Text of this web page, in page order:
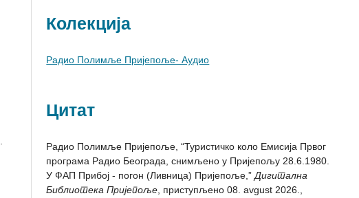
Колекција
Радио Полимље Пријепоље- Аудио
Цитат
Радио Полимље Пријепоље, “Туристичко коло Емисија Првог
програма Радио Београда, снимљено у Пријепољу 28.6.1980.
У ФАП Прибој - погон (Ливница) Пријепоље,”Дигитална
Библиотека Пријепоље , приступљено 08. avgust 2026.,